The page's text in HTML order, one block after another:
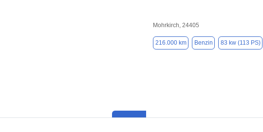
Mohrkirch, 24405
216.000 km Benzin 83 kw (113 PS)